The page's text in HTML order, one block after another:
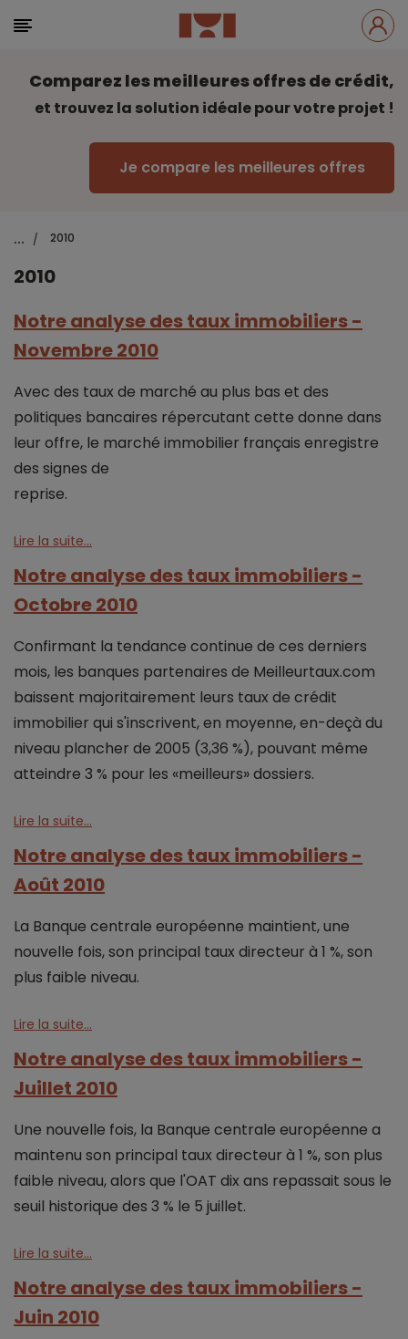
Comparez les meilleures offres de crédit,
et trouvez la solution idéale pour votre projet !
Je compare les meilleures offres
... / 2010
2010
Notre analyse des taux immobiliers -
Novembre 2010
Avec des taux de marché au plus bas et des
politiques bancaires répercutant cette donne dans
leur offre, le marché immobilier français enregistre
des signes de
reprise.
Lire la suite...
Notre analyse des taux immobiliers -
Octobre 2010
Confirmant la tendance continue de ces derniers
mois, les banques partenaires de Meilleurtaux.com
baissent majoritairement leurs taux de crédit
immobilier qui s'inscrivent, en moyenne, en-deçà du
niveau plancher de 2005 (3,36 %), pouvant même
atteindre 3 % pour les «meilleurs» dossiers.
Lire la suite...
Notre analyse des taux immobiliers -
Août 2010
La Banque centrale européenne maintient, une
nouvelle fois, son principal taux directeur à 1 %, son
plus faible niveau.
Lire la suite...
Notre analyse des taux immobiliers -
Juillet 2010
Une nouvelle fois, la Banque centrale européenne a
maintenu son principal taux directeur à 1 %, son plus
faible niveau, alors que l'OAT dix ans repassait sous le
seuil historique des 3 % le 5 juillet.
Lire la suite...
Notre analyse des taux immobiliers -
Juin 2010